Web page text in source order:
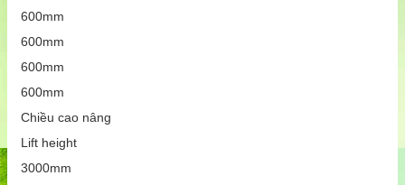
600mm
600mm
600mm
600mm
Chiều cao nâng
Lift height
3000mm